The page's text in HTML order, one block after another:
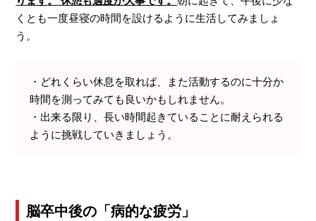
くとも一度昼寝の時間を設けるように生活してみましょ
う。
・どれくらい休息を取れば、また活動するのに十分か
時間を測ってみても良いかもしれません。
・出来る限り、長い時間起きていることに耐えられる
ように挑戦していきましょう。
脳卒中後の「病的な疲労」